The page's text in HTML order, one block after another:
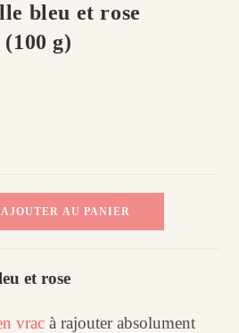
bleu et rose
g)
AJOUTER AU PANIER
et rose
vrac à rajouter absolument